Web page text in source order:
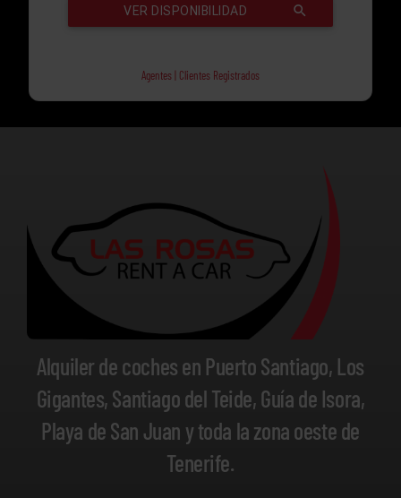
Agentes | Clientes Registrados
Alquiler de coches en Puerto Santiago, Los
Gigantes, Santiago del Teide, Guía de Isora,
Playa de San Juan y toda la zona oeste de
Tenerife.